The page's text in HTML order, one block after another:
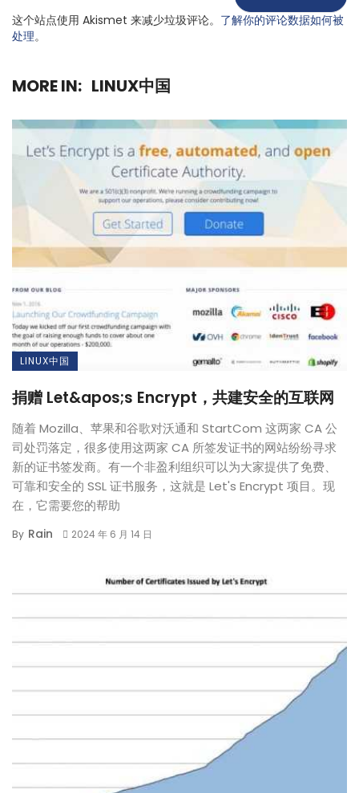
这个站点使用 Akismet 来减少垃圾评论。 了解你的评论数据如何被
处理。
MORE IN: LINUX中国
LINUX中国
捐赠 Let&apos;s Encrypt，共建安全的互联网
随着 Mozilla、苹果和谷歌对沃通和 StartCom 这两家 CA 公
司处罚落定，很多使用这两家 CA 所签发证书的网站纷纷寻求
新的证书签发商。有一个非盈利组织可以为大家提供了免费、
可靠和安全的 SSL 证书服务，这就是 Let's Encrypt 项目。现
在，它需要您的帮助
By Rain 2024 年 6 月 14 日